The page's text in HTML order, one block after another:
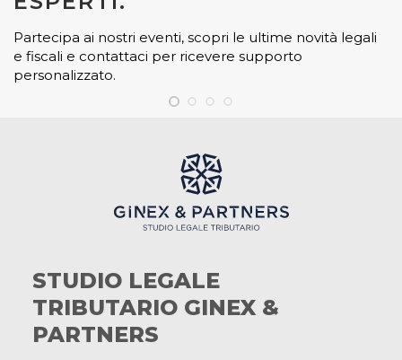
Partecipa ai nostri eventi, scopri le ultime novità legali
e fiscali e contattaci per ricevere supporto
personalizzato.
STUDIO LEGALE
TRIBUTARIO GINEX &
PARTNERS